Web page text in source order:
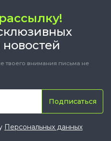
твоего внимания письма не
Подписаться
Персональных данных